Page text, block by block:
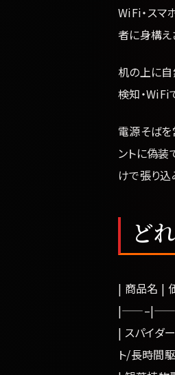
WiFi・スマ
者に身構え
机の上に
検知・WiFi
電源そば
ントに偽装
けで張り込
ど
| 商品名 |
| スパイダ
ト/長時